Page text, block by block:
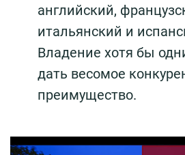
английский,
итальянский и
Владение хотя бы
дать весомое
преимущество.